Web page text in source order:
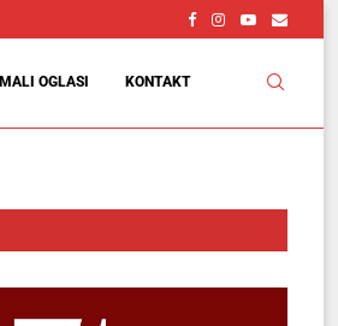
MALI OGLASI KONTAKT